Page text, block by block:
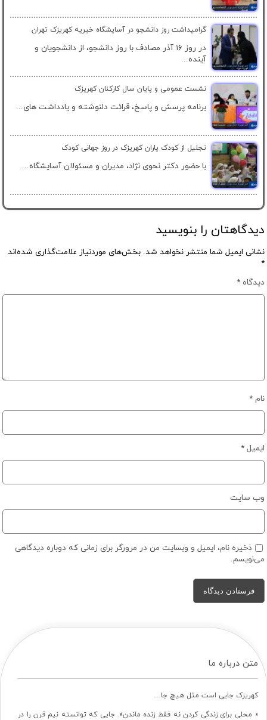
گرامیداشت روز دانشجو در آسایشگاه خیریه کهریزک تهران
در روز ۱۶ آذر مصادف با روز دانشجو، از دانشجویان و
آینده...
نشست عمومی و پایان سال کارکنان کهریزک
برنامه پرسش و پاسخ، قرائت دلنوشته و یادداشت های...
تجلیل از کودک یاران کهریزک در روز جهانی کودک
با حضور دکتر نحوی نژاد، مدیران و مسئولان آسایشگاه...
دیدگاهتان را بنویسید
نشانی ایمیل شما منتشر نخواهد شد. بخش‌های موردنیاز علامت‌گذاری شده‌اند
*
دیدگاه*
نام*
ایمیل*
وب‌ سایت
ذخیره نام، ایمیل و وبسایت من در مرورگر برای زمانی که دوباره دیدگاهی
می‌نویسم.
متن درباره ما
کهریزک جایی است مثل هیچ جا…
« محلی برای زندگی کردن نه فقط زنده ماندن». جایی که توانسته نیم قرن را در